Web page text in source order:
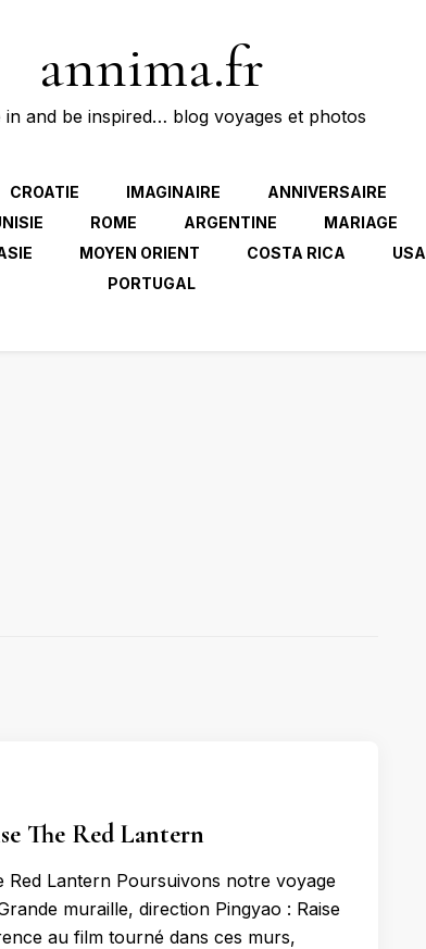
annima.fr
in and be inspired… blog voyages et photos
CROATIE IMAGINAIRE ANNIVERSAIRE
ROME ARGENTINE MARIAGE
MOYEN ORIENT COSTA RICA USA
PORTUGAL
The Red Lantern
Red Lantern Poursuivons notre voyage
muraille, direction Pingyao : Raise
au film tourné dans ces murs,